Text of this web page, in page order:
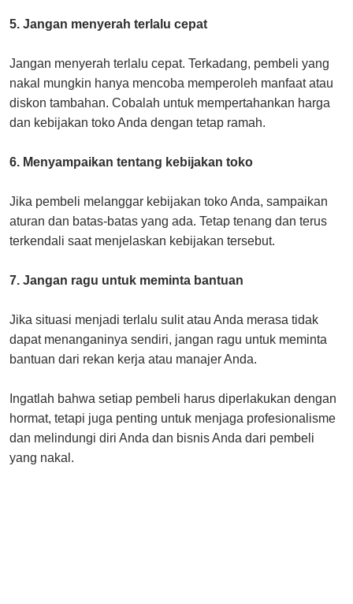
5. Jangan menyerah terlalu cepat
Jangan menyerah terlalu cepat. Terkadang, pembeli yang
nakal mungkin hanya mencoba memperoleh manfaat atau
diskon tambahan. Cobalah untuk mempertahankan harga
dan kebijakan toko Anda dengan tetap ramah.
6. Menyampaikan tentang kebijakan toko
Jika pembeli melanggar kebijakan toko Anda, sampaikan
aturan dan batas-batas yang ada. Tetap tenang dan terus
terkendali saat menjelaskan kebijakan tersebut.
7. Jangan ragu untuk meminta bantuan
Jika situasi menjadi terlalu sulit atau Anda merasa tidak
dapat menanganinya sendiri, jangan ragu untuk meminta
bantuan dari rekan kerja atau manajer Anda.
Ingatlah bahwa setiap pembeli harus diperlakukan dengan
hormat, tetapi juga penting untuk menjaga profesionalisme
dan melindungi diri Anda dan bisnis Anda dari pembeli
yang nakal.